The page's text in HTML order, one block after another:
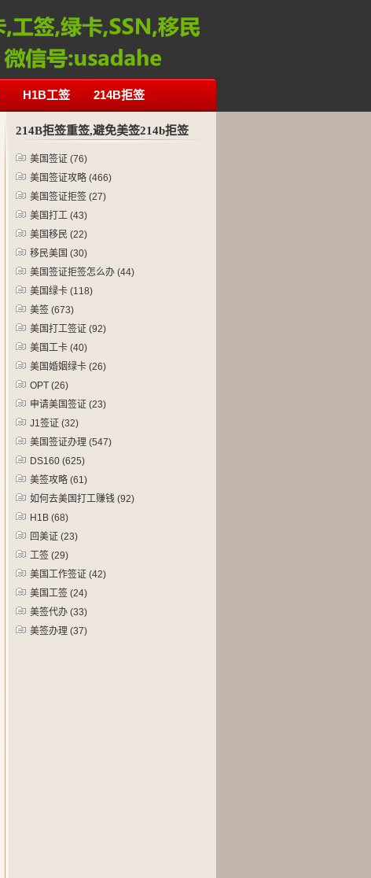
H1B工签 214B拒签
214B拒签重签,避免美签214b拒签
美国签证 (76)
美国签证攻略 (466)
美国签证拒签 (27)
美国打工 (43)
美国移民 (22)
移民美国 (30)
美国签证拒签怎么办 (44)
美国绿卡 (118)
美签 (673)
美国打工签证 (92)
美国工卡 (40)
美国婚姻绿卡 (26)
OPT (26)
申请美国签证 (23)
J1签证 (32)
美国签证办理 (547)
DS160 (625)
美签攻略 (61)
如何去美国打工赚钱 (92)
H1B (68)
回美证 (23)
工签 (29)
美国工作签证 (42)
美国工签 (24)
美签代办 (33)
美签办理 (37)